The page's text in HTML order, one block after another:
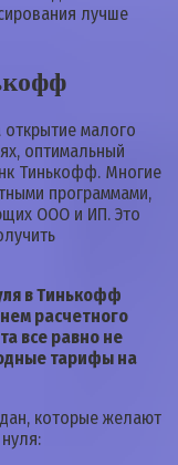
лучше
малого
оптимальный
Тинькофф. Многие
программами,
ООО и ИП. Это
в Тинькофф
расчетного
все равно не
тарифы на
которые желают